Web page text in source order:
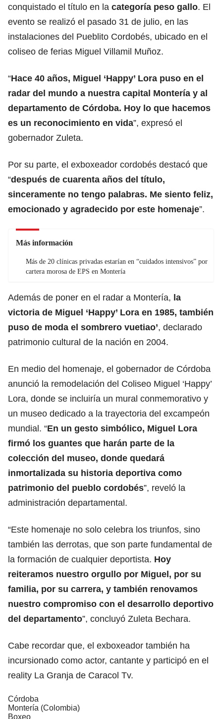
conquistado el título en la categoría peso gallo. El
evento se realizó el pasado 31 de julio, en las
instalaciones del Pueblito Cordobés, ubicado en el
coliseo de ferias Miguel Villamil Muñoz.
“Hace 40 años, Miguel ‘Happy’ Lora puso en el
radar del mundo a nuestra capital Montería y al
departamento de Córdoba. Hoy lo que hacemos
es un reconocimiento en vida”, expresó el
gobernador Zuleta.
Por su parte, el exboxeador cordobés destacó que
“después de cuarenta años del título,
sinceramente no tengo palabras. Me siento feliz,
emocionado y agradecido por este homenaje”.
Más información
Más de 20 clínicas privadas estarían en “cuidados intensivos” por
cartera morosa de EPS en Montería
Además de poner en el radar a Montería, la
victoria de Miguel ‘Happy’ Lora en 1985, también
puso de moda el sombrero vuetiao’, declarado
patrimonio cultural de la nación en 2004.
En medio del homenaje, el gobernador de Córdoba
anunció la remodelación del Coliseo Miguel ‘Happy’
Lora, donde se incluiría un mural conmemorativo y
un museo dedicado a la trayectoria del excampeón
mundial. “En un gesto simbólico, Miguel Lora
firmó los guantes que harán parte de la
colección del museo, donde quedará
inmortalizada su historia deportiva como
patrimonio del pueblo cordobés”, reveló la
administración departamental.
“Este homenaje no solo celebra los triunfos, sino
también las derrotas, que son parte fundamental de
la formación de cualquier deportista. Hoy
reiteramos nuestro orgullo por Miguel, por su
familia, por su carrera, y también renovamos
nuestro compromiso con el desarrollo deportivo
del departamento”, concluyó Zuleta Bechara.
Cabe recordar que, el exboxeador también ha
incursionado como actor, cantante y participó en el
reality La Granja de Caracol Tv.
Córdoba
Montería (Colombia)
Boxeo